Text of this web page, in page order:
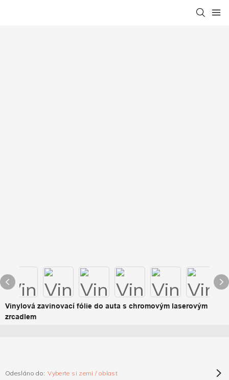
Vinylová zavinovací fólie do auta s chromovým laserovým
zrcadlem
Odesláno do: Vyberte si zemi / oblast